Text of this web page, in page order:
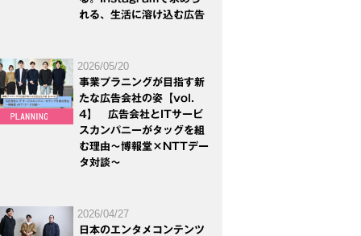
れる、生活に溶け込む広告
2026/05/20
事業プラニングが目指す新
たな広告会社の姿【vol.
4】 広告会社とITサービ
スカンパニーがタッグを組
む理由～博報堂×NTTデー
タ対談～
2026/04/27
日本のエンタメコンテンツ